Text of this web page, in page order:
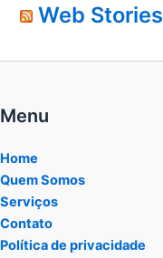
Web Stories
Menu
Home
Quem Somos
Serviços
Contato
Política de privacidade